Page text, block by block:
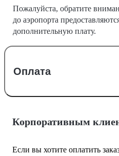
Пожалуйста, обратите
до аэропорта
дополнительную плату.
Оплата
Корпоративным
Если вы хотите оплатить